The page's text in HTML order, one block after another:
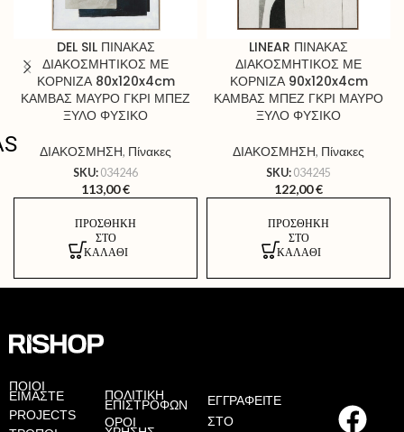
DEL SIL ΠΙΝΑΚΑΣ
ΔΙΑΚΟΣΜΗΤΙΚΟΣ ΜΕ
ΚΟΡΝΙΖΑ 80x120x4cm
ΚΑΜΒΑΣ ΜΑΥΡΟ ΓΚΡΙ ΜΠΕΖ
ΞΥΛΟ ΦΥΣΙΚΟ
ΔΙΑΚΟΣΜΗΣΗ, Πίνακες
SKU: 034246
113,00€
ΠΡΟΣΘΉΚΗ
ΣΤΟ
ΚΑΛΆΘΙ
LINEAR ΠΙΝΑΚΑΣ
ΔΙΑΚΟΣΜΗΤΙΚΟΣ ΜΕ
ΚΟΡΝΙΖΑ 90x120x4cm
ΚΑΜΒΑΣ ΜΠΕΖ ΓΚΡΙ ΜΑΥΡΟ
ΞΥΛΟ ΦΥΣΙΚΟ
ΔΙΑΚΟΣΜΗΣΗ, Πίνακες
SKU: 034245
122,00€
ΠΡΟΣΘΉΚΗ
ΣΤΟ
ΚΑΛΆΘΙ
ΠΟΙΟΙ
ΕΙΜΑΣΤΕ
PROJECTS
ΠΟΛΙΤΙΚΗ
ΕΠΙΣΤΡΟΦΩΝ
ΟΡΟΙ
ΕΓΓΡΑΦΕΙΤΕ
ΣΤΟ